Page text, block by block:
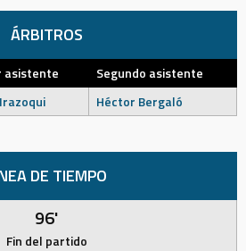
ÁRBITROS
asistente
Segundo asistente
Héctor Bergaló
DE TIEMPO
96'
Fin del partido